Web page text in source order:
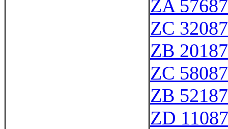
ZA 57687
ZC 32087
ZB 20187
ZC 58087
ZB 52187
ZD 11087